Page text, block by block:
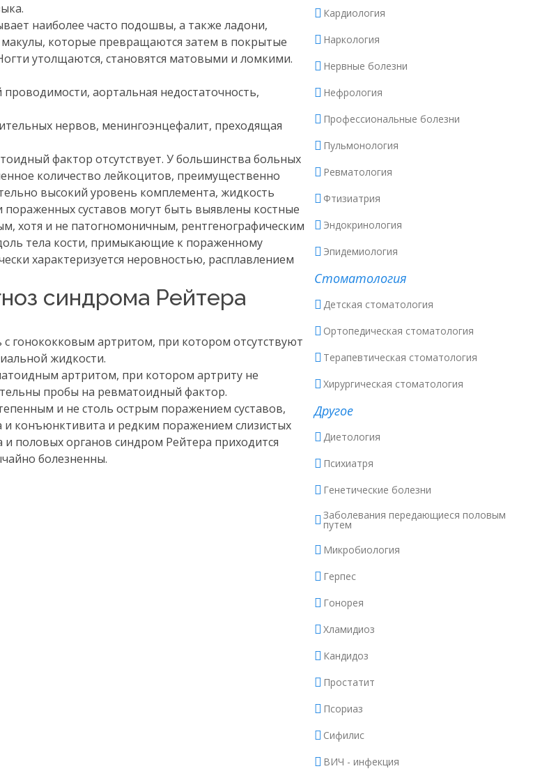
наиболее часто подошвы, а также ладони,
которые превращаются затем в покрытые
утолщаются, становятся матовыми и ломкими.
аортальная недостаточность,
нервов, менингоэнцефалит, преходящая
фактор отсутствует. У большинства больных
количество лейкоцитов, преимущественно
высокий уровень комплемента, жидкость
суставов могут быть выявлены костные
хотя и не патогномоничным, рентгенографическим
тела кости, примыкающие к пораженному
характеризуется неровностью, расплавлением
синдрома Рейтера
гонококковым артритом, при котором отсутствуют
жидкости.
артритом, при котором артриту не
пробы на ревматоидный фактор.
и не столь острым поражением суставов,
конъюнктивита и редким поражением слизистых
половых органов синдром Рейтера приходится
болезненны.
Кардиология
Наркология
Нервные болезни
Нефрология
Профессиональные болезни
Пульмонология
Ревматология
Фтизиатрия
Эндокринология
Эпидемиология
Стоматология
Детская стоматология
Ортопедическая стоматология
Терапевтическая стоматология
Хирургическая стоматология
Другое
Диетология
Психиатря
Генетические болезни
Заболевания передающиеся половым
путем
Микробиология
Герпес
Гонорея
Хламидиоз
Кандидоз
Простатит
Псориаз
Сифилис
ВИЧ - инфекция